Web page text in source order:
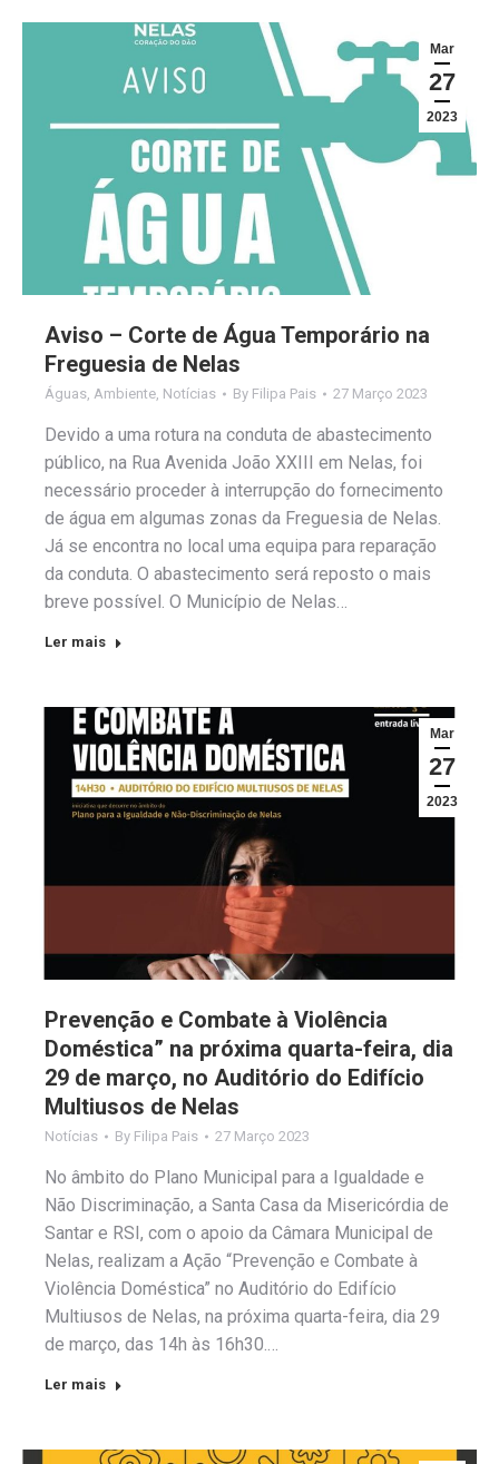
Mar
27
2023
Aviso – Corte de Água Temporário na
Freguesia de Nelas
Águas, Ambiente, Notícias By Filipa Pais 27 Março 2023
Devido a uma rotura na conduta de abastecimento
público, na Rua Avenida João XXIII em Nelas, foi
necessário proceder à interrupção do fornecimento
de água em algumas zonas da Freguesia de Nelas.
Já se encontra no local uma equipa para reparação
da conduta. O abastecimento será reposto o mais
breve possível. O Município de Nelas…
Ler mais
Mar
27
2023
Prevenção e Combate à Violência
Doméstica” na próxima quarta-feira, dia
29 de março, no Auditório do Edifício
Multiusos de Nelas
Notícias By Filipa Pais 27 Março 2023
No âmbito do Plano Municipal para a Igualdade e
Não Discriminação, a Santa Casa da Misericórdia de
Santar e RSI, com o apoio da Câmara Municipal de
Nelas, realizam a Ação “Prevenção e Combate à
Violência Doméstica” no Auditório do Edifício
Multiusos de Nelas, na próxima quarta-feira, dia 29
de março, das 14h às 16h30.…
Ler mais